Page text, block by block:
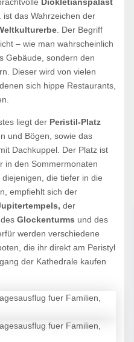
das Wahrzeichen der
. Der Begriff
– wie man wahrscheinlich
Gebäude, sondern den
Dieser wird von vielen
sich hippe Restaurants,
liegt der Peristil-Platz
und Bögen, sowie das
Dachkuppel. Der Platz ist
in den Sommermonaten
die tiefer in die
empfiehlt sich der
der
des Glockenturms und des
werden verschiedene
die ihr direkt am Peristyl
der Kathedrale kaufen